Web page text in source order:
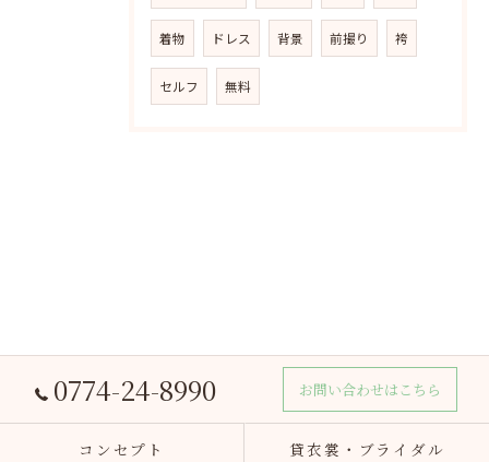
着物 ドレス 背景 前撮り 袴
セルフ 無料
0774-24-8990 お問い合わせはこちら
コンセプト 貸衣裳・ブライダル